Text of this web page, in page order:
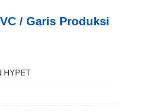
/ Garis Produksi
HYPET